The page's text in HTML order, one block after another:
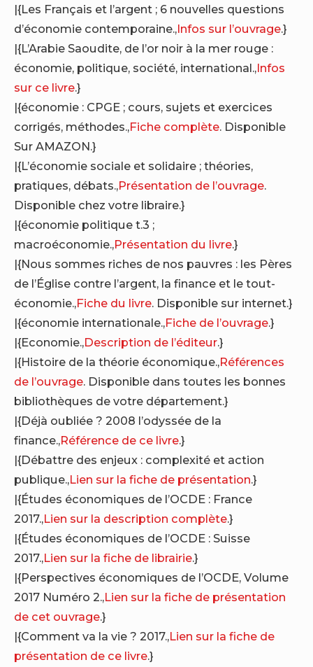
|{Les Français et l’argent ; 6 nouvelles questions
d’économie contemporaine.,Infos sur l’ouvrage.}
|{L’Arabie Saoudite, de l’or noir à la mer rouge :
économie, politique, société, international.,Infos
sur ce livre.}
|{économie : CPGE ; cours, sujets et exercices
corrigés, méthodes.,Fiche complète. Disponible
Sur AMAZON.}
|{L’économie sociale et solidaire ; théories,
pratiques, débats.,Présentation de l’ouvrage.
Disponible chez votre libraire.}
|{économie politique t.3 ;
macroéconomie.,Présentation du livre.}
|{Nous sommes riches de nos pauvres : les Pères
de l’Église contre l’argent, la finance et le tout-
économie.,Fiche du livre. Disponible sur internet.}
|{économie internationale.,Fiche de l’ouvrage.}
|{Economie.,Description de l’éditeur.}
|{Histoire de la théorie économique.,Références
de l’ouvrage. Disponible dans toutes les bonnes
bibliothèques de votre département.}
|{Déjà oubliée ? 2008 l’odyssée de la
finance.,Référence de ce livre.}
|{Débattre des enjeux : complexité et action
publique.,Lien sur la fiche de présentation.}
|{Études économiques de l’OCDE : France
2017.,Lien sur la description complète.}
|{Études économiques de l’OCDE : Suisse
2017.,Lien sur la fiche de librairie.}
|{Perspectives économiques de l’OCDE, Volume
2017 Numéro 2.,Lien sur la fiche de présentation
de cet ouvrage.}
|{Comment va la vie ? 2017.,Lien sur la fiche de
présentation de ce livre.}